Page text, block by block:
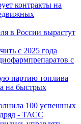
контракты на
в России вырастут
с 2025 года
с
партию топлива
на быстрых
100 успешных
- ТАСС